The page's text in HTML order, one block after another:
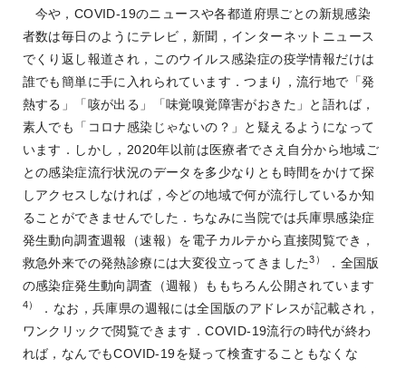
今や，COVID-19のニュースや各都道府県ごとの新規感染
者数は毎日のようにテレビ，新聞，インターネットニュース
でくり返し報道され，このウイルス感染症の疫学情報だけは
誰でも簡単に手に入れられています．つまり，流行地で「発
熱する」「咳が出る」「味覚嗅覚障害がおきた」と語れば，
素人でも「コロナ感染じゃないの？」と疑えるようになって
います．しかし，2020年以前は医療者でさえ自分から地域ご
との感染症流行状況のデータを多少なりとも時間をかけて探
しアクセスしなければ，今どの地域で何が流行しているか知
ることができませんでした．ちなみに当院では兵庫県感染症
発生動向調査週報（速報）を電子カルテから直接閲覧でき，
救急外来での発熱診療には大変役立ってきました3）
．全国版
の感染症発生動向調査（週報）ももちろん公開されています
4）
．なお，兵庫県の週報には全国版のアドレスが記載され，
ワンクリックで閲覧できます．COVID-19流行の時代が終わ
れば，なんでもCOVID-19を疑って検査することもなくな